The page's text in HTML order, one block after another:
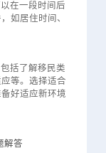
在一段时间后
如居住时间、
括了解移民类
等。选择适合
好适应新环境
解答